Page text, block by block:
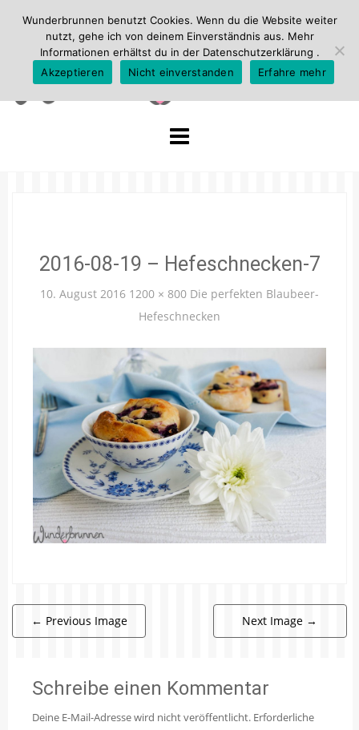
2016-08-19 – Hefeschnecken-7
10. August 2016 1200 × 800 Die perfekten Blaubeer-
Hefeschnecken
← Previous Image Next Image →
Schreibe einen Kommentar
Deine E-Mail-Adresse wird nicht veröffentlicht. Erforderliche
Wunderbrunnen benutzt Cookies. Wenn du die Website weiter
nutzt, gehe ich von deinem Einverständnis aus. Mehr
Informationen erhältst du in der Datenschutzerklärung .
Akzeptieren
Nicht einverstanden Erfahre mehr